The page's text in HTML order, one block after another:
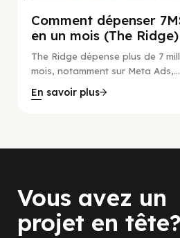
Comment dépenser
en un mois (The Ridge)
The Ridge dépense plus de 7
mois, notamment sur Meta Ads,...
En savoir plus
Vous avez un
projet en tête?